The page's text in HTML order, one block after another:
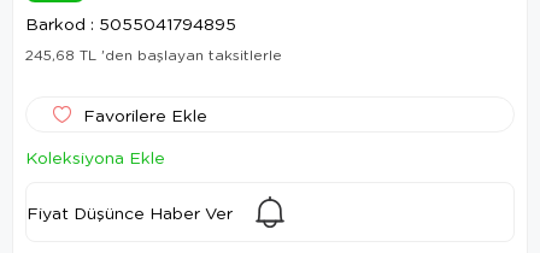
Barkod : 5055041794895
245,68 TL 'den başlayan taksitlerle
Favorilere Ekle
Koleksiyona Ekle
Fiyat Düşünce Haber Ver